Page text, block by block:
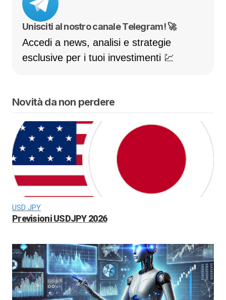
Unisciti al nostro canale Telegram! 🚀
Accedi a news, analisi e strategie
esclusive per i tuoi investimenti 💹
Novità da non perdere
USD JPY
Previsioni USDJPY 2026